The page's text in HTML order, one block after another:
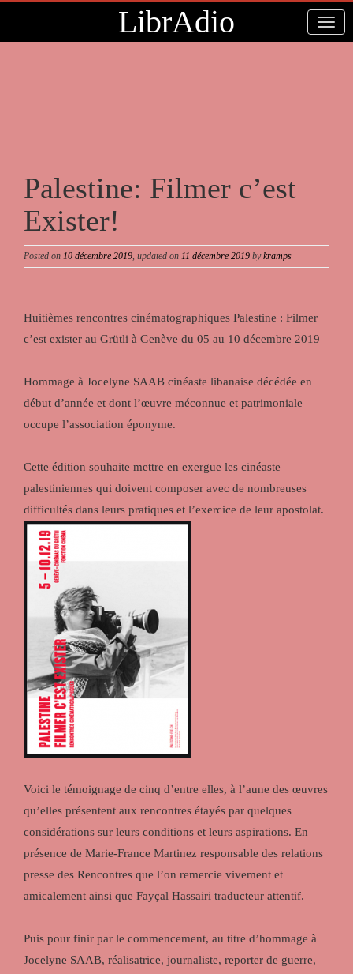
LibrAdio
Palestine: Filmer c’est
Exister!
Posted on 10 décembre 2019, updated on 11 décembre 2019 bykramps
Huitièmes rencontres cinématographiques Palestine : Filmer
c’est exister au Grütli à Genève du 05 au 10 décembre 2019
Hommage à Jocelyne SAAB cinéaste libanaise décédée en
début d’année et dont l’œuvre méconnue et patrimoniale
occupe l’association éponyme.
Cette édition souhaite mettre en exergue les cinéaste
palestiniennes qui doivent composer avec de nombreuses
difficultés dans leurs pratiques et l’exercice de leur apostolat.
Voici le témoignage de cinq d’entre elles, à l’aune des œuvres
qu’elles présentent aux rencontres étayés par quelques
considérations sur leurs conditions et leurs aspirations. En
présence de Marie-France Martinez responsable des relations
presse des Rencontres que l’on remercie vivement et
amicalement ainsi que Fayçal Hassairi traducteur attentif.
Puis pour finir par le commencement, au titre d’hommage à
Jocelyne SAAB, réalisatrice, journaliste, reporter de guerre,